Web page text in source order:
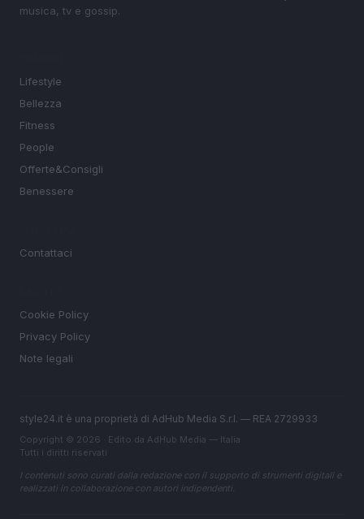
musica, tv e gossip.
Lifestyle
Bellezza
Fitness
People
Offerte&Consigli
Benessere
Contattaci
Cookie Policy
Privacy Policy
Note legali
style24.it è una proprietà di AdHub Media S.r.l. — REA 2729933
Copyright © 2026 · Edito da AdHub Media — Italia
Tutti i diritti riservati
I contenuti sono curati dalla redazione con il supporto di strumenti digitali e
realizzati in collaborazione con autori indipendenti.